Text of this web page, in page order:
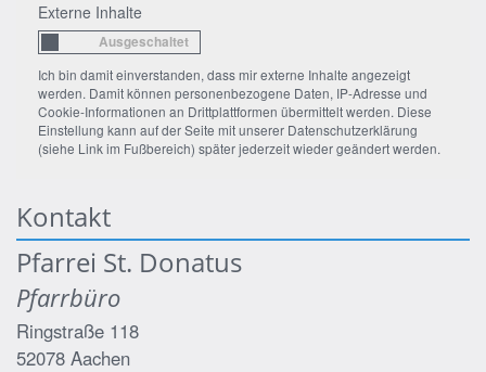
Externe Inhalte
Ich bin damit einverstanden, dass mir externe Inhalte angezeigt
werden. Damit können personenbezogene Daten, IP-Adresse und
Cookie-Informationen an Drittplattformen übermittelt werden. Diese
Einstellung kann auf der Seite mit unserer Datenschutzerklärung
(siehe Link im Fußbereich) später jederzeit wieder geändert werden.
Kontakt
Pfarrei St. Donatus
Pfarrbüro
Ringstraße 118
52078 Aachen